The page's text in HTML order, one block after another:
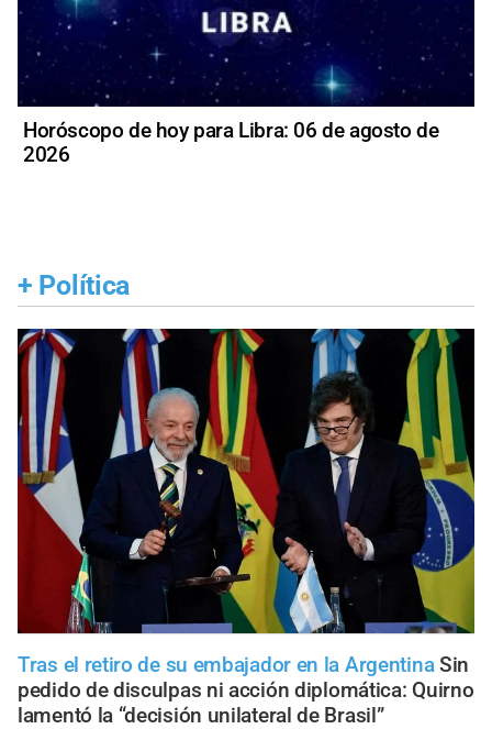
Horóscopo de hoy para Libra: 06 de agosto de
2026
+ Política
Tras el retiro de su embajador en la Argentina Sin
pedido de disculpas ni acción diplomática: Quirno
lamentó la “decisión unilateral de Brasil”